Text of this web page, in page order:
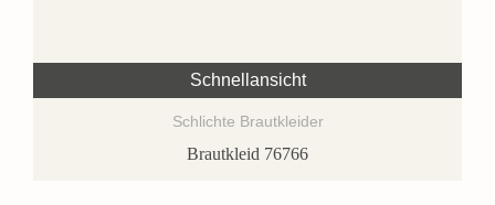
Schnellansicht
Schlichte Brautkleider
Brautkleid 76766